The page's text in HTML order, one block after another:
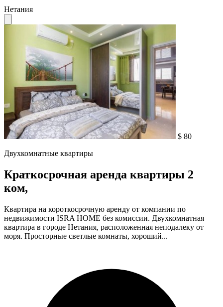
Нетания
$ 80
Двухкомнатные квартиры
Краткосрочная аренда квартиры 2
ком,
Квартира на короткосрочную аренду от компании по
недвижимости ISRA HOME без комиссии. Двухкомнатная
квартира в городе Нетания, расположенная неподалеку от
моря. Просторные светлые комнаты, хороший...